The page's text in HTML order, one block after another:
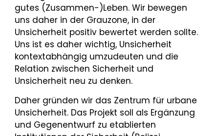
gutes (Zusammen-)Leben. Wir bewegen
uns daher in der Grauzone, in der
Unsicherheit positiv bewertet werden sollte.
Uns ist es daher wichtig, Unsicherheit
kontextabhängig umzudeuten und die
Relation zwischen Sicherheit und
Unsicherheit neu zu denken.
Daher gründen wir das Zentrum für urbane
Unsicherheit. Das Projekt soll als Ergänzung
und Gegenentwurf zu etablierten